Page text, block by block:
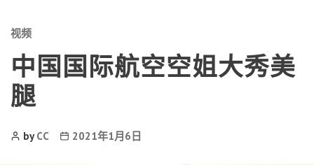
Categories
视频
中国国际航空空姐大秀美
腿
PostbyCC
Post2021年1月6日